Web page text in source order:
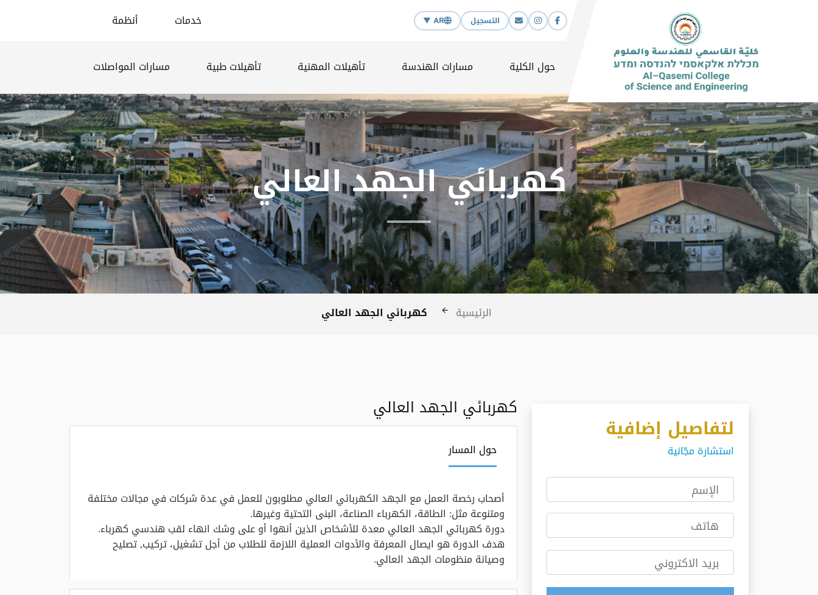
التسجيل AR ▼ خدمات أنظمة
حول الكلية مسارات الهندسة تأهيلات المهنية تأهيلات طبية مسارات المواصلات
كهربائي الجهد العالي
الرئيسية كهربائي الجهد العالي
كهربائي الجهد العالي
حول المسار
أصحاب رخصة العمل مع الجهد الكهربائي العالي مطلوبون للعمل في عدة شركات في مجالات مختلفة
ومتنوعة مثل: الطاقة، الكهرباء الصناعة، البنى التحتية وغيرها.
دورة كهربائي الجهد العالي معدة للأشخاص الذين أنهوا أو على وشك انهاء لقب هندسي كهرباء.
هدف الدورة هو ايصال المعرفة والأدوات العملية اللازمة للطلاب من أجل تشغيل، تركيب, تصليح
وصيانة منظومات الجهد العالي.
لتفاصيل إضافية
استشارة مجّانية
الإسم
هاتف
بريد الاكتروني